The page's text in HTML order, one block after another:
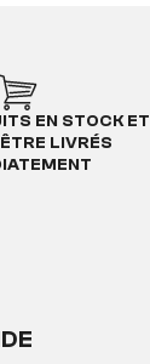
EN STOCK ET
LIVRÉS